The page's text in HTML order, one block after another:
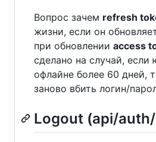
Вопрос зачем refresh
жизни, если он
при обновлении access
сделано на случай, если
офлайне более 60 дней,
заново вбить логин/
Logout (api/